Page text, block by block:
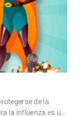
de la
la influenza es u...